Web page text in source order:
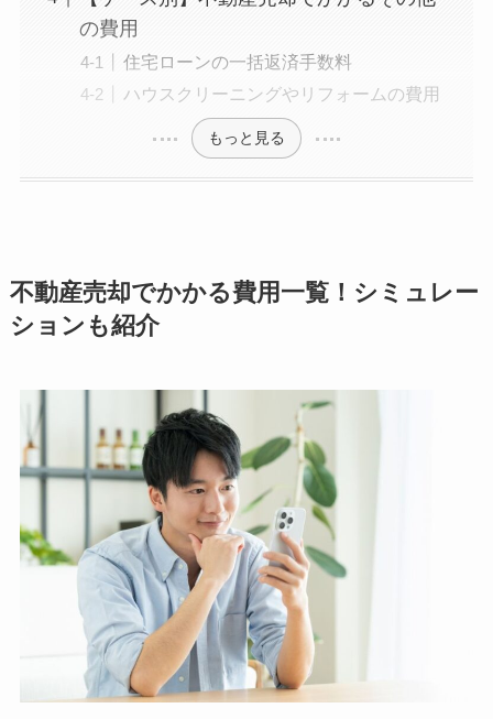
の費用
住宅ローンの一括返済手数料
ハウスクリーニングやリフォームの費用
もっと見る
不動産売却でかかる費用一覧！シミュレー
ションも紹介